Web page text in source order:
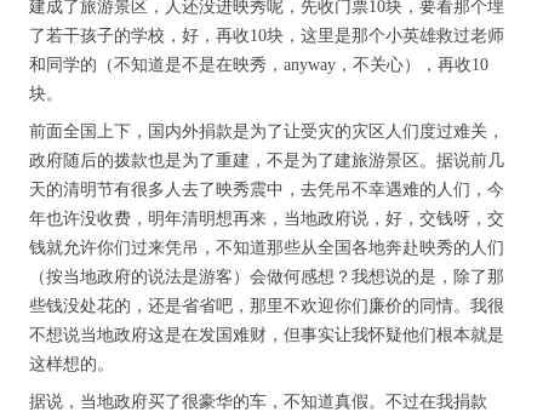
建成了旅游景区，人还没进映秀呢，先收门票10块，要看那个埋
了若干孩子的学校，好，再收10块，这里是那个小英雄救过老师
和同学的（不知道是不是在映秀，anyway，不关心），再收10
块。
前面全国上下，国内外捐款是为了让受灾的灾区人们度过难关，
政府随后的拨款也是为了重建，不是为了建旅游景区。据说前几
天的清明节有很多人去了映秀震中，去凭吊不幸遇难的人们，今
年也许没收费，明年清明想再来，当地政府说，好，交钱呀，交
钱就允许你们过来凭吊，不知道那些从全国各地奔赴映秀的人们
（按当地政府的说法是游客）会做何感想？我想说的是，除了那
些钱没处花的，还是省省吧，那里不欢迎你们廉价的同情。我很
不想说当地政府这是在发国难财，但事实让我怀疑他们根本就是
这样想的。
据说，当地政府买了很豪华的车，不知道真假。不过在我捐款